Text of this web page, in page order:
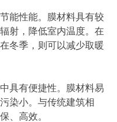
能性能。膜材料具有较
射，降低室内温度。在
冬季，则可以减少取暖
具有便捷性。膜材料易
染小。与传统建筑相
、高效。